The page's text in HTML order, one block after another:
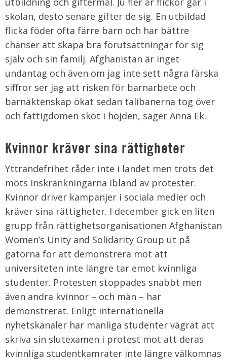
skolan, desto senare gifter de sig. En utbildad
flicka föder ofta färre barn och har bättre
chanser att skapa bra förutsättningar för sig
själv och sin familj. Afghanistan är inget
undantag och även om jag inte sett några färska
siffror ser jag att risken för barnarbete och
barnäktenskap ökat sedan talibanerna tog över
och fattigdomen sköt i höjden, säger Anna Ek.
Kvinnor kräver sina rättigheter
Yttrandefrihet råder inte i landet men trots det
möts inskränkningarna ibland av protester.
Kvinnor driver kampanjer i sociala medier och
kräver sina rättigheter. I december gick en liten
grupp från rättighetsorganisationen Afghanistan
Women’s Unity and Solidarity Group ut på
gatorna för att demonstrera mot att
universiteten inte längre tar emot kvinnliga
studenter. Protesten stoppades snabbt men
även andra kvinnor – och män – har
demonstrerat. Enligt internationella
nyhetskanaler har manliga studenter vägrat att
skriva sin slutexamen i protest mot att deras
kvinnliga studentkamrater inte längre välkomnas